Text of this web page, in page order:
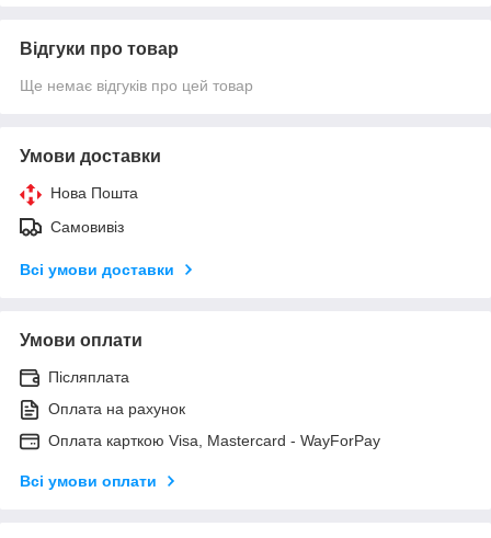
Відгуки про товар
Ще немає відгуків про цей товар
Умови доставки
Нова Пошта
Самовивіз
Всі умови доставки
Умови оплати
Післяплата
Оплата на рахунок
Оплата карткою Visa, Mastercard - WayForPay
Всі умови оплати